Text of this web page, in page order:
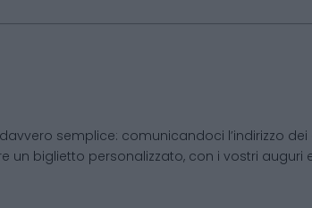
semplice: comunicandoci l’indirizzo dei
un biglietto personalizzato, con i vostri auguri